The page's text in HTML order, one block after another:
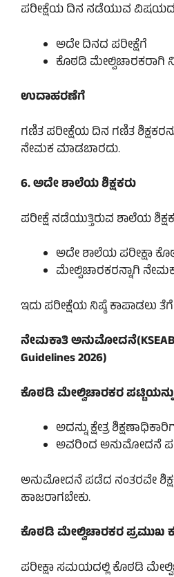
ಪರೀಕ್ಷೆಯ ದಿನ ನಡೆಯುವ ವಿಷಯದ
ಅದೇ ದಿನದ ಪರೀಕ್ಷೆಗೆ
ಕೊಠಡಿ
ಉದಾಹರಣೆಗೆ
ಗಣಿತ ಪರೀಕ್ಷೆಯ ದಿನ ಗಣಿತ
ನೇಮಕ ಮಾಡಬಾರದು.
6. ಅದೇ ಶಾಲೆಯ ಶಿಕ್ಷಕರು
ಪರೀಕ್ಷೆ ನಡೆಯುತ್ತಿರುವ ಶಾಲೆಯ
ಅದೇ ಶಾಲೆಯ ಪರೀಕ್ಷಾ
ಮೇಲ್ವಿಚಾರಕರನ್ನಾಗಿ
ಇದು ಪರೀಕ್ಷೆಯ ನಿಷ್ಠೆ ಕಾಪಾಡಲು
ನೇಮಕಾತಿ ಅನುಮೋದನೆ(KSEAB
Guidelines 2026)
ಕೊಠಡಿ ಮೇಲ್ವಿಚಾರಕರ
ಅದನ್ನು ಕ್ಷೇತ್ರ
ಅವರಿಂದ ಅನುಮೋದನೆ
ಅನುಮೋದನೆ ಪಡೆದ ನಂತರವೇ
ಹಾಜರಾಗಬೇಕು.
ಕೊಠಡಿ ಮೇಲ್ವಿಚಾರಕರ ಪ್ರಮುಖ
ಪರೀಕ್ಷಾ ಸಮಯದಲ್ಲಿ ಕೊಠಡಿ